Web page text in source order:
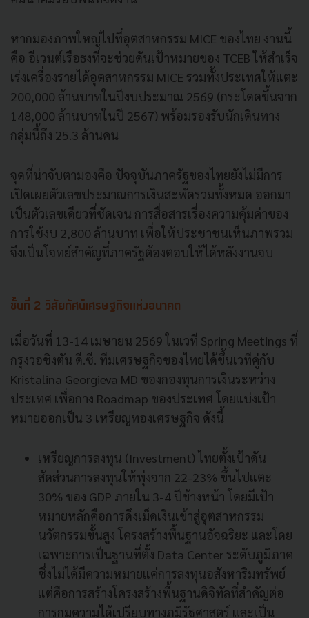
หากมองภาพใหญ่ไปที่อุตสาหกรรม MICE ของไทย งานนี้
คือ อีเวนต์เรือธงที่จะช่วยดันเป้าหมายของ TCEB ให้สำเร็จ
เร่งเครื่องรายได้อุตสาหกรรม MICE รวมทั้งประเทศให้แตะ
200,000 ล้านบาทในปีงบประมาณ 2569 (กระโดดขึ้นจาก
148,000 ล้านบาทในปี 2567) พร้อมรองรับนักเดินทาง
กลุ่มนี้ถึง 25.3 ล้านคน
จุดที่น่าจับตามองคือ ปัจจุบันภาครัฐของไทยยังไม่มีการ
เปิดเผยตัวเลขประมาณการเงินสะพัดรวมทั้งหมด ออกมา
เป็นตัวเลขเดียวที่ชัดเจน การสื่อสารเรื่องความคุ้มค่าของ
การใช้งบ 2,800 ล้านบาท เพื่อให้ประชาชนเห็นภาพรวม
จึงเป็นโจทย์สำคัญที่ภาครัฐต้องตอบให้ได้หลังงานจบ
ชั้นที่ 2 วิสัยทัศน์เศรษฐกิจแห่งอนาคต
เมื่อวันที่ 13-14 เมษายน 2569 ในเวที Spring Meetings ที่
กรุงวอชิงตัน ดี.ซี. ทีมเศรษฐกิจของไทยได้ขึ้นเวทีคู่กับ
Kristalina Georgieva MD ของกองทุนการเงินระหว่าง
ประเทศ เพื่อกาง Roadmap ของประเทศ โดยแบ่งเป้า
หมายออกเป็น 3 เหรียญทองเศรษฐกิจ ดังนี้
เหรียญการลงทุน (Investment) ไทยตั้งเป้าดัน
สัดส่วนการลงทุนให้พุ่งจาก 22-23% ขึ้นไปแตะ
30% ของ GDP ภายใน 3-4 ปีข้างหน้า โดยมีเป้า
หมายหลักคือการดึงเม็ดเงินเข้าสู่อุตสาหกรรม
นวัตกรรมขั้นสูง โครงสร้างพื้นฐานอัจฉริยะ และโดย
เฉพาะการเป็นฐานที่ตั้ง Data Center ระดับภูมิภาค
ซึ่งไม่ได้มีความหมายแค่การลงทุนอสังหาริมทรัพย์
แต่คือการสร้างโครงสร้างพื้นฐานดิจิทัลที่สำคัญต่อ
การกุมความได้เปรียบทางภูมิรัฐศาสตร์ และเป็น